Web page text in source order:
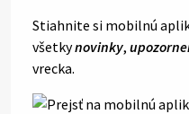
Stiahnite si mobilnú
všetkynovinky,
vrecka.